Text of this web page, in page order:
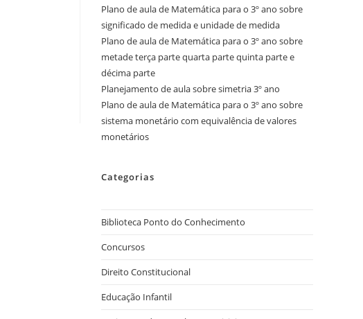
Plano de aula de Matemática para o 3º ano sobre
significado de medida e unidade de medida
Plano de aula de Matemática para o 3º ano sobre
metade terça parte quarta parte quinta parte e
décima parte
Planejamento de aula sobre simetria 3º ano
Plano de aula de Matemática para o 3º ano sobre
sistema monetário com equivalência de valores
monetários
Categorias
Biblioteca Ponto do Conhecimento
Concursos
Direito Constitucional
Educação Infantil